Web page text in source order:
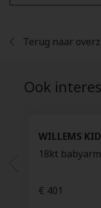
Terug naar
Ook
WILLEMS
18kt
€ 401